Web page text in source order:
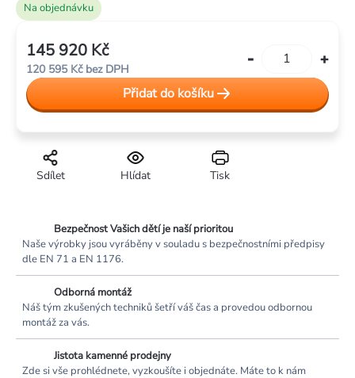
Na objednávku
Tisk
Hlídat
Sdílet
145 920 Kč
120 595 Kč bez DPH
cena:
Přidat do košíku
Bezpečnost Vašich dětí je naší prioritou
Naše výrobky jsou vyráběny v souladu s bezpečnostními předpisy
dle EN 71 a EN 1176.
Odborná montáž
Náš tým zkušených techniků šetří váš čas a provedou odbornou
montáž za vás.
Jistota kamenné prodejny
Zde si vše prohlédnete, vyzkoušíte i objednáte. Máte to k nám